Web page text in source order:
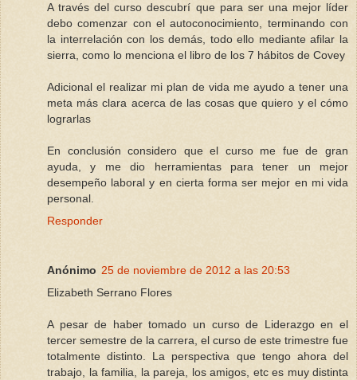
A través del curso descubrí que para ser una mejor líder
debo comenzar con el autoconocimiento, terminando con
la interrelación con los demás, todo ello mediante afilar la
sierra, como lo menciona el libro de los 7 hábitos de Covey
Adicional el realizar mi plan de vida me ayudo a tener una
meta más clara acerca de las cosas que quiero y el cómo
lograrlas
En conclusión considero que el curso me fue de gran
ayuda, y me dio herramientas para tener un mejor
desempeño laboral y en cierta forma ser mejor en mi vida
personal.
Responder
Anónimo 25 de noviembre de 2012 a las 20:53
Elizabeth Serrano Flores
A pesar de haber tomado un curso de Liderazgo en el
tercer semestre de la carrera, el curso de este trimestre fue
totalmente distinto. La perspectiva que tengo ahora del
trabajo, la familia, la pareja, los amigos, etc es muy distinta